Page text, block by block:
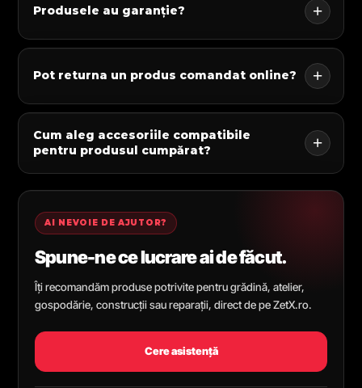
Produsele au garanție?
Pot returna un produs comandat online?
Cum aleg accesoriile compatibile
pentru produsul cumpărat?
AI NEVOIE DE AJUTOR?
Spune-ne ce lucrare ai de făcut.
Îți recomandăm produse potrivite pentru grădină, atelier,
gospodărie, construcții sau reparații, direct de pe ZetX.ro.
Cere asistență